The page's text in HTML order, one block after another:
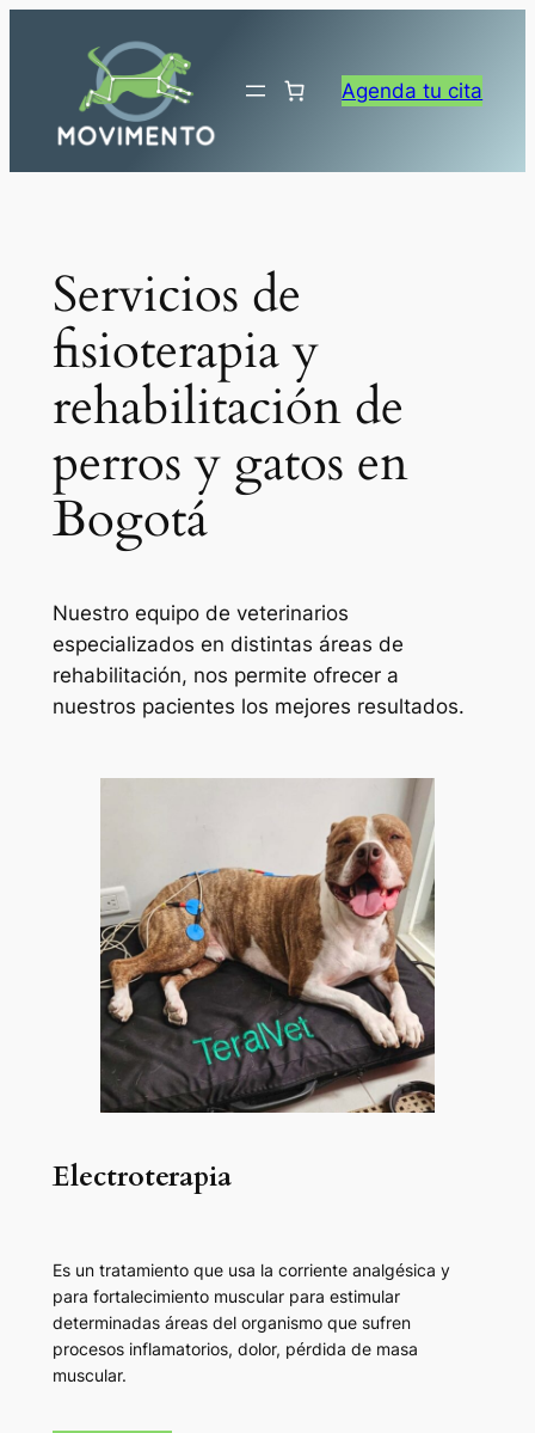
contenido
Agenda tu cita
Servicios de
fisioterapia y
rehabilitación de
perros y gatos en
Bogotá
Nuestro equipo de veterinarios
especializados en distintas áreas de
rehabilitación, nos permite ofrecer a
nuestros pacientes los mejores resultados.
Electroterapia
Es un tratamiento que usa la corriente analgésica y
para fortalecimiento muscular para estimular
determinadas áreas del organismo que sufren
procesos inflamatorios, dolor, pérdida de masa
muscular.